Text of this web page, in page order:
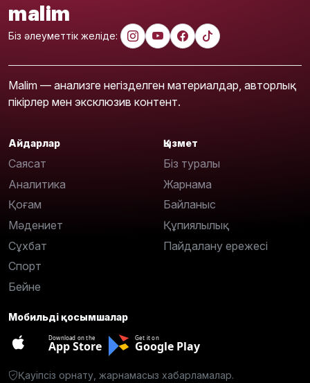
malim
Біз әлеуметтік желіде:
Malim — анализге негізделген материалдар, авторлық
пікірлер мен эксклюзив контент.
Айдарлар
Саясат
Аналитика
Қоғам
Мәдениет
Сұхбат
Спорт
Бейне
Қызмет
Біз туралы
Жарнама
Байланыс
Құпиялылық
Пайдалану ережесі
Мобильді қосымшалар
Download on the
App Store
Get it on
Google Play
Қауіпсіз орнату, жарнамасыз хабарламалар.